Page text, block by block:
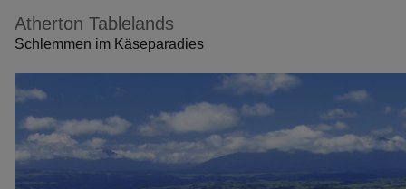
Atherton Tablelands
Schlemmen im Käseparadies